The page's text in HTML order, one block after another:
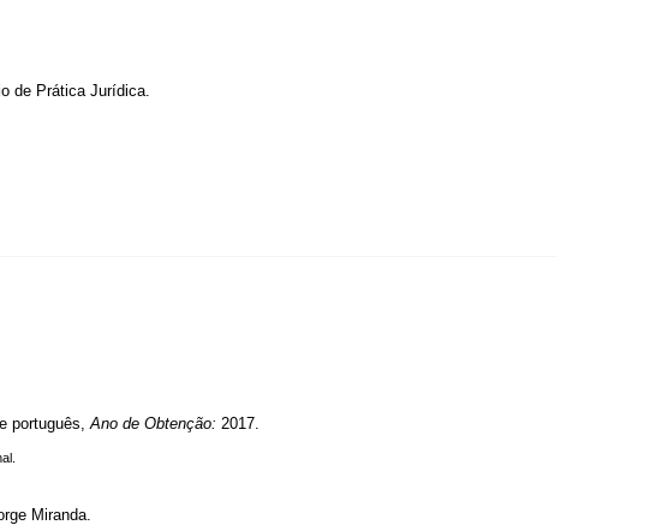
de Prática Jurídica.
português,Ano de Obtenção: 2017.
Miranda.